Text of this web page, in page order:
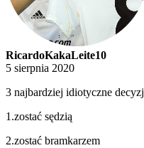
RicardoKakaLeite10
5 sierpnia 2020
3 najbardziej idiotyczne
1.zostać sędzią
2.zostać bramkarzem